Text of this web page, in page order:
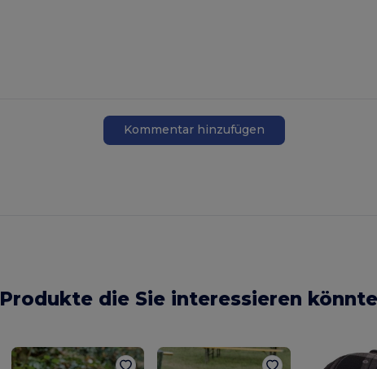
Kommentar hinzufügen
Produkte die Sie interessieren